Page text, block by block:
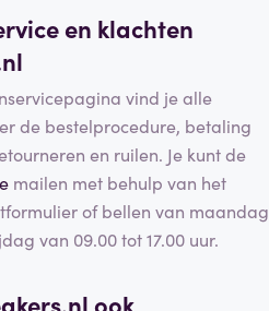
en klachten
vind je alle
de bestelprocedure, betaling
en ruilen. Je kunt de
mailen met behulp van het
of bellen van maandag
van 09.00 tot 17.00 uur.